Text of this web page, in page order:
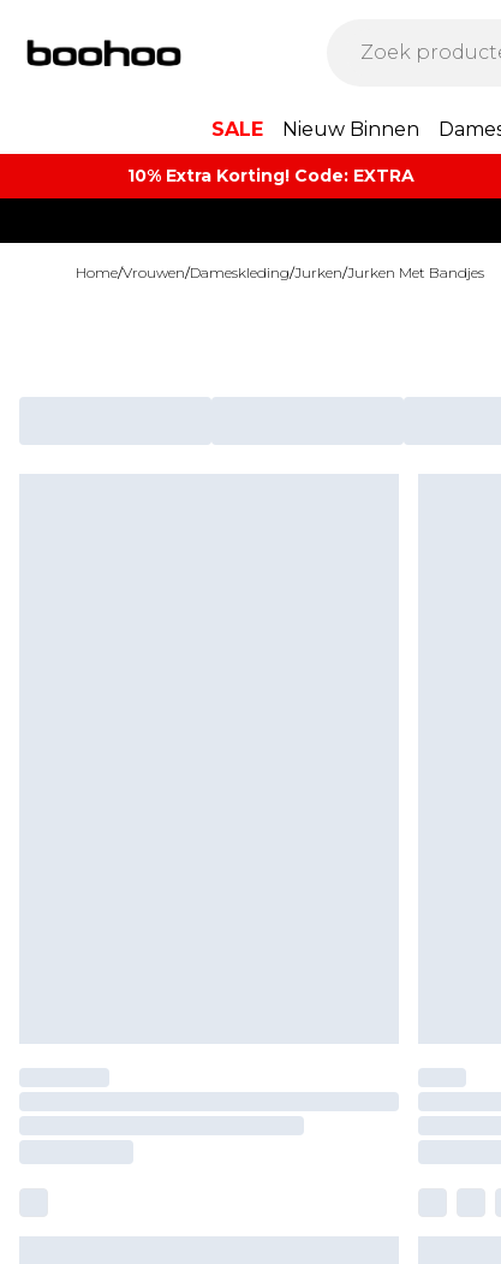
SALE Nieuw Binnen
10% Extra Korting! Code: EXTRA​
Home/Vrouwen/Dameskleding/Jurken/Jurken Met Bandjes